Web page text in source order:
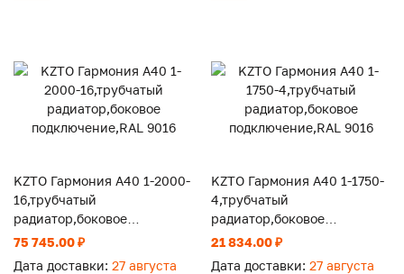
KZTO Гармония А40 1-2000-
16,трубчатый
радиатор,боковое
подключение,RAL 9016
75 745.00 ₽
Дата доставки: 27 августа
KZTO Гармония А40 1-1750-
4,трубчатый
радиатор,боковое
подключение,RAL 9016
21 834.00 ₽
Дата доставки: 27 августа